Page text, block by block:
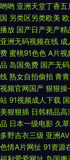
亚洲精品无码一区二
豆花原创 国产人妖AV
原视频 91看片免费观
在线高潮 91性爱综
类8P 俺来也五月天伦
网入口 91黄色ww 日
利社免费体验黄 午夜
哟哟 亚洲天堂丁香五
国 另类区另类欧美
播放 国产日产美产精
亚洲无码视频在线 成
费 蜜桃91色色 A片视
品 岛国免费 国产无
线 熟女自拍偷拍 青
视频官网国产 狠狠操
站 91视频成人下载
美狠狠插 日韩精品高
品 日本一级电影 久
多野吉衣三级 亚洲
色情A片网扯 91资源